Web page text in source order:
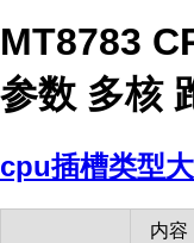
MT8783
参数 多核
cpu插槽类型
内容